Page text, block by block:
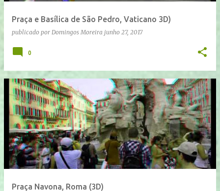
Praça e Basílica de São Pedro, Vaticano 3D)
publicado por Domingos Moreira junho 27, 2017
0
Praça Navona, Roma (3D)